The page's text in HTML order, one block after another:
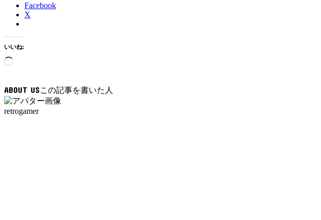
Facebook
X
いいね:
読
み
中…
ABOUT US
retrogamer